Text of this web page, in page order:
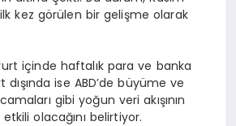
kez görülen bir gelişme olarak
içinde haftalık para ve banka
ise ABD’de büyüme ve
gibi yoğun veri akışının
olacağını belirtiyor.